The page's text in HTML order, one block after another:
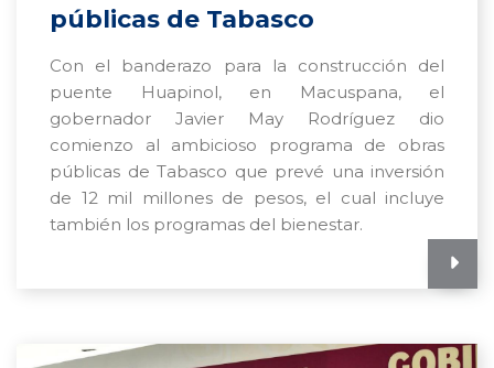
públicas de Tabasco
Con el banderazo para la construcción del
puente Huapinol, en Macuspana, el
gobernador Javier May Rodríguez dio
comienzo al ambicioso programa de obras
públicas de Tabasco que prevé una inversión
de 12 mil millones de pesos, el cual incluye
también los programas del bienestar.